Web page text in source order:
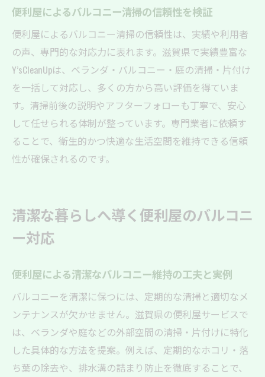
忙しい毎日に役立つ便利屋のバルコニーサ
便利屋とのやり取りで清掃がよりスムーズ
に
ベランダや庭の片付けは便利屋が頼れる理由
便利屋がベランダ・庭の片付けで選ばれる
理由
不用品処分にも強い便利屋の片付けサポー
ト
便利屋に片付けを頼むメリットと活用のコ
決
ベランダや庭の衛生対策は便利屋にお任せ
衛生重視の方に便利屋清掃が選ばれる背景
衛生意識の高い方が便利屋清掃を選ぶ理由
とは
害虫や鳥の糞対策に便利屋清掃が有効な理
便利屋によるバルコニー清掃の信頼性を検証
便利屋によるバルコニー清掃の信頼性は、実績や利用者
の声、専門的な対応力に表れます。滋賀県で実績豊富な
Y’sCleanUpは、ベランダ・バルコニー・庭の清掃・片付け
を一括して対応し、多くの方から高い評価を得ていま
す。清掃前後の説明やアフターフォローも丁寧で、安心
して任せられる体制が整っています。専門業者に依頼す
ることで、衛生的かつ快適な生活空間を維持できる信頼
性が確保されるのです。
清潔な暮らしへ導く便利屋のバルコニ
ー対応
便利屋による清潔なバルコニー維持の工夫と実例
バルコニーを清潔に保つには、定期的な清掃と適切なメ
ンテナンスが欠かせません。滋賀県の便利屋サービスで
は、ベランダや庭などの外部空間の清掃・片付けに特化
した具体的な方法を提案。例えば、定期的なホコリ・落
ち葉の除去や、排水溝の詰まり防止を徹底することで、